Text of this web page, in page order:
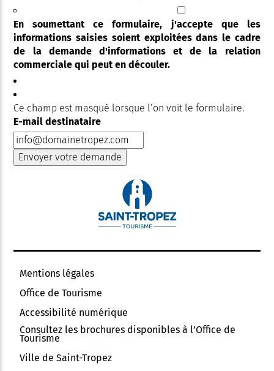
En soumettant ce formulaire, j'accepte que les
informations saisies soient exploitées dans le cadre
de la demande d'informations et de la relation
commerciale qui peut en découler.
Ce champ est masqué lorsque l‘on voit le formulaire.
E-mail destinataire
Mentions légales
Office de Tourisme
Accessibilité numérique
Consultez les brochures disponibles à l’Office de
Tourisme
Ville de Saint-Tropez